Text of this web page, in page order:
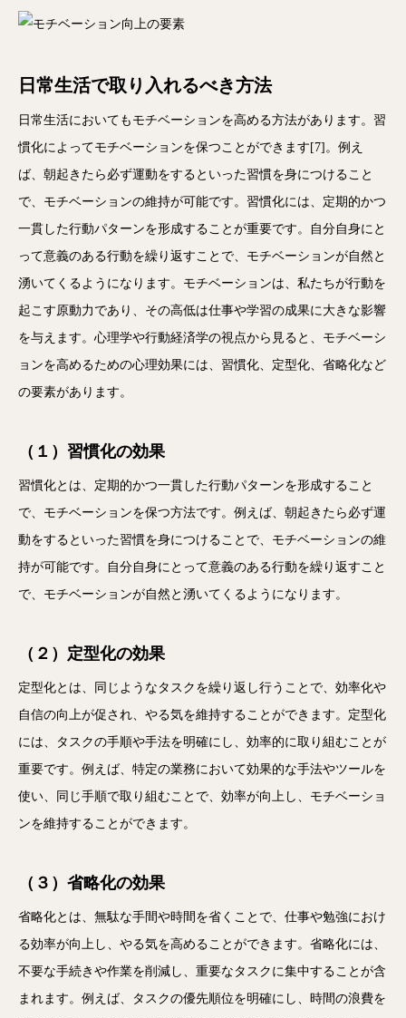
日常生活で取り入れるべき方法
日常生活においてもモチベーションを高める方法があります。習
慣化によってモチベーションを保つことができます[7]。例え
ば、朝起きたら必ず運動をするといった習慣を身につけること
で、モチベーションの維持が可能です。習慣化には、定期的かつ
一貫した行動パターンを形成することが重要です。自分自身にと
って意義のある行動を繰り返すことで、モチベーションが自然と
湧いてくるようになります。モチベーションは、私たちが行動を
起こす原動力であり、その高低は仕事や学習の成果に大きな影響
を与えます。心理学や行動経済学の視点から見ると、モチベーシ
ョンを高めるための心理効果には、習慣化、定型化、省略化など
の要素があります。
（１）習慣化の効果
習慣化とは、定期的かつ一貫した行動パターンを形成すること
で、モチベーションを保つ方法です。例えば、朝起きたら必ず運
動をするといった習慣を身につけることで、モチベーションの維
持が可能です。自分自身にとって意義のある行動を繰り返すこと
で、モチベーションが自然と湧いてくるようになります。
（２）定型化の効果
定型化とは、同じようなタスクを繰り返し行うことで、効率化や
自信の向上が促され、やる気を維持することができます。定型化
には、タスクの手順や手法を明確にし、効率的に取り組むことが
重要です。例えば、特定の業務において効果的な手法やツールを
使い、同じ手順で取り組むことで、効率が向上し、モチベーショ
ンを維持することができます。
（３）省略化の効果
省略化とは、無駄な手間や時間を省くことで、仕事や勉強におけ
る効率が向上し、やる気を高めることができます。省略化には、
不要な手続きや作業を削減し、重要なタスクに集中することが含
まれます。例えば、タスクの優先順位を明確にし、時間の浪費を